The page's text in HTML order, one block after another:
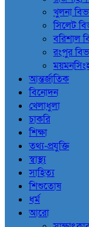
খুলনা
সিলেট
বরিশাল
রংপুর
আন্তর্জাতিক
বিনোদন
খেলাধুলা
চাকরি
শিক্ষা
তথ্য-প্রযুক্তি
স্বাস্থ্য
সাহিত্য
শিশুতোষ
ধর্ম
আরো